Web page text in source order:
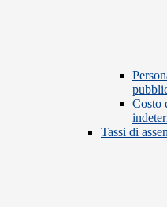
Costo
Tassi di